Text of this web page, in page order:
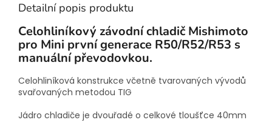
Detailní popis produktu
Celohliníkový závodní chladič Mishimoto
pro Mini první generace R50/R52/R53 s
manuální převodovkou.
Celohliníková konstrukce včetně tvarovaných vývodů
svařovaných metodou TIG
Jádro chladiče je dvouřadé o celkové tloušťce 40mm